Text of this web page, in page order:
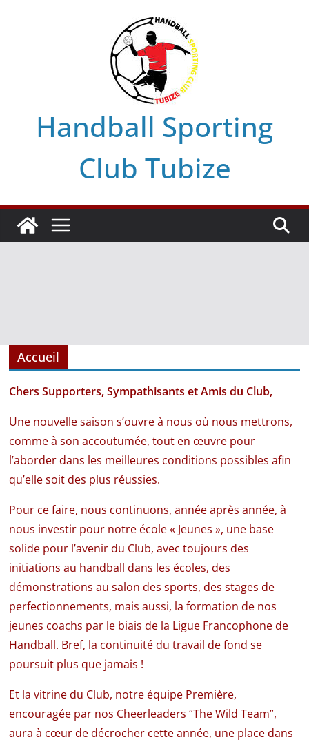
Handball Sporting
Club Tubize
Accueil
Chers Supporters, Sympathisants et Amis du Club,
Une nouvelle saison s’ouvre à nous où nous mettrons,
comme à son accoutumée, tout en œuvre pour
l’aborder dans les meilleures conditions possibles afin
qu’elle soit des plus réussies.
Pour ce faire, nous continuons, année après année, à
nous investir pour notre école « Jeunes », une base
solide pour l’avenir du Club, avec toujours des
initiations au handball dans les écoles, des
démonstrations au salon des sports, des stages de
perfectionnements, mais aussi, la formation de nos
jeunes coachs par le biais de la Ligue Francophone de
Handball. Bref, la continuité du travail de fond se
poursuit plus que jamais !
Et la vitrine du Club, notre équipe Première,
encouragée par nos Cheerleaders “The Wild Team”,
aura à cœur de décrocher cette année, une place dans